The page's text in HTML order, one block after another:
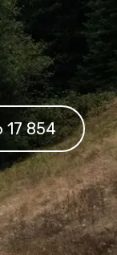
17 854